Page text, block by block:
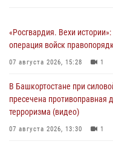
«Росгвардия. Вехи
операция войск
07 августа 2026, 15:28 1
В Башкортостане при
пресечена противоправная
терроризма (видео)
07 августа 2026, 13:30 1